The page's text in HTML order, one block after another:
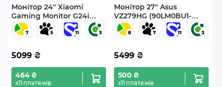
Монітор 24" Xiaomi
Gaming Monitor G24i
2026 (ELA6364EU)
5099 ₴
464 ₴
х11 платежів
Монітор 27" Asus
VZ279HG (90LM0BU1-
B01A71)
5499 ₴
500 ₴
х11 платежів